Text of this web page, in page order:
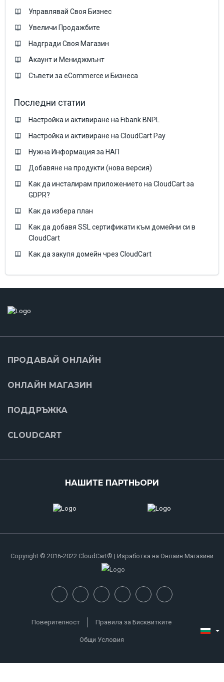
Управлявай Своя Бизнес
Увеличи Продажбите
Надгради Своя Магазин
Акаунт и Мениджмънт
Съвети за eCommerce и Бизнеса
Последни статии
Настройка и активиране на Fibank BNPL
Настройка и активиране на CloudCart Pay
Нужна Информация за НАП
Добавяне на продукти (нова версия)
Как да инсталирам приложението на CloudCart за
GDPR?
Как да избера план
Как да добавя SSL сертификати към домейни си в
CloudCart
Как да закупя домейн чрез CloudCart
ПРОДАВАЙ ОНЛАЙН
ОНЛАЙН МАГАЗИН
ПОДДРЪЖКА
CLOUDCART
НАШИТЕ ПАРТНЬОРИ
Copyright © 2016-2022 CloudCart® | Изработка на Онлайн Магазини
Поверителност Правила за Бисквитките
Общи Условия